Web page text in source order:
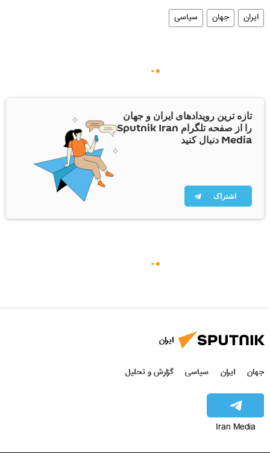
ایران جهان سیاسی
تازه ترین رویدادهای ایران و جهان
را از صفحه تلگرام Sputnik Iran
Media دنبال کنید
اشتراک
ایران
جهان ایران سیاسی گزارش و تحلیل
Iran Media